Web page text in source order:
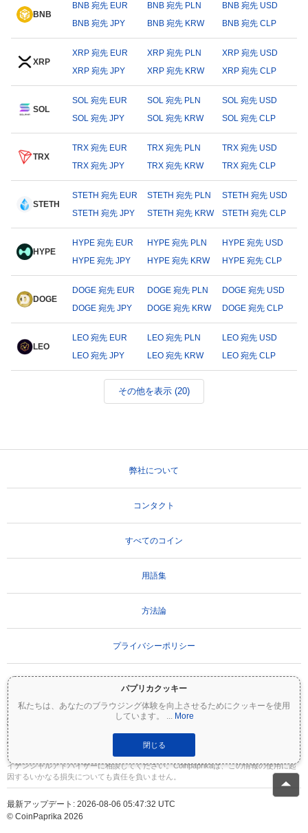
パプリカクッキー
私たちは、あなたのブラウジング体験を向上させるためにクッキーを使用
しています。
... More
閉じる
BNB
BNB 宛先 EUR BNB 宛先 PLN
BNB 宛先 USD
BNB 宛先 JPY
BNB 宛先 KRW BNB 宛先 CLP
XRP
XRP 宛先 EUR XRP 宛先 PLN
XRP 宛先 USD
XRP 宛先 JPY
XRP 宛先 KRW XRP 宛先 CLP
SOL
SOL 宛先 EUR SOL 宛先 PLN
SOL 宛先 USD
SOL 宛先 JPY
SOL 宛先 KRW SOL 宛先 CLP
TRX
TRX 宛先 EUR TRX 宛先 PLN
TRX 宛先 USD
TRX 宛先 JPY
TRX 宛先 KRW TRX 宛先 CLP
STETH
STETH 宛先 EUR STETH 宛先 PLN
STETH 宛先 USD
STETH 宛先 JPY
STETH 宛先 KRW STETH 宛先 CLP
HYPE
HYPE 宛先 EUR HYPE 宛先 PLN
HYPE 宛先 USD
HYPE 宛先 JPY
HYPE 宛先 KRW HYPE 宛先 CLP
DOGE
DOGE 宛先 EUR DOGE 宛先 PLN
DOGE 宛先 USD
DOGE 宛先 JPY
DOGE 宛先 KRW DOGE 宛先 CLP
LEO
LEO 宛先 EUR LEO 宛先 PLN
LEO 宛先 USD
LEO 宛先 JPY
LEO 宛先 KRW LEO 宛先 CLP
その他を表示 (20)
弊社について
コンタクト
すべてのコイン
用語集
方法論
プライバシーポリシー
重要な免責事項：
暗号資産は非常にボラティリティが高く、重大なリスクを伴いま
す。投資額の一部または全額を失う可能性があります。Coinpaprikaのすべての情報は
情報提供のみを目的としており、財務または投資のアドバイスを構成するものではあ
りません。投資判断を行う前に、必ずご自身で調査（DYOR）を行い、資格のあるファ
イナンシャルアドバイザーに相談してください。Coinpaprikaは、この情報の使用に起
因するいかなる損失についても責任を負いません。
最新アップデート: 2026-08-06 05:47:32 UTC
© CoinPaprika 2026